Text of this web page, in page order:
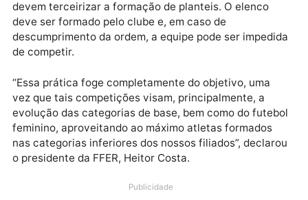
O Porto Velho venceu no último sábado o Real
Ariquemes por 1 a 0 pelo jogo de ida da final do
Campeonato Rondoniense Sub-20. Foto: Alexandre
Almeida — Foto: Alexandre Almeida/Futebol do Norte
A Federação ainda cita na portaria que os clubes
devem terceirizar a formação de planteis. O elenco
deve ser formado pelo clube e, em caso de
descumprimento da ordem, a equipe pode ser
de competir.
“Essa prática foge completamente do objetivo, uma